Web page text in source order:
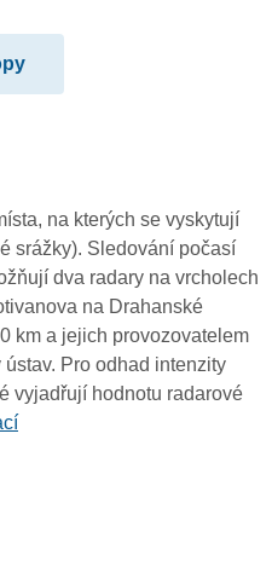
na kterých se vyskytují
srážky). Sledování počasí
dva radary na vrcholech
na Drahanské
km a jejich provozovatelem
Pro odhad intenzity
vyjadřují hodnotu radarové